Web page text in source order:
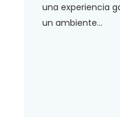
una experiencia
un ambiente...